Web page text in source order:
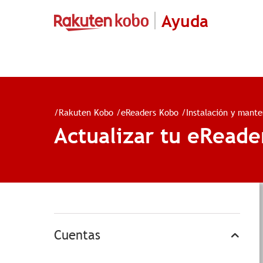
Ayuda
/Rakuten Kobo /eReaders Kobo /Instalación y
Actualizar tu
Cuentas